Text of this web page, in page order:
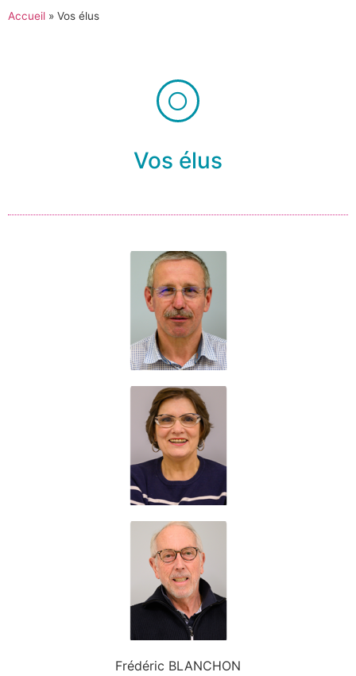
Accueil » Vos élus
Vos élus
Frédéric BLANCHON